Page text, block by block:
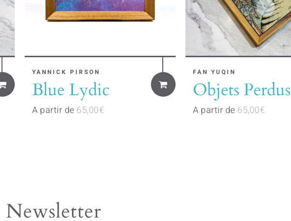
YANNICK PIRSON
Blue Lydic
A partir de 65,00€
This
product
has
chosen
FAN YUQIN
Objets
A partir de 65,00€
This
product
has
Newsletter